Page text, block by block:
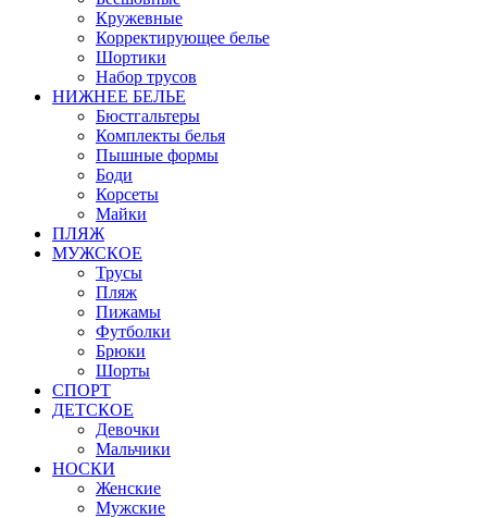
Кружевные
Корректирующее белье
Шортики
Набор трусов
НИЖНЕЕ БЕЛЬЕ
Бюстгальтеры
Комплекты белья
Пышные формы
Боди
Корсеты
Майки
ПЛЯЖ
МУЖСКОЕ
Трусы
Пляж
Пижамы
Футболки
Брюки
Шорты
СПОРТ
ДЕТСКОЕ
Девочки
Мальчики
НОСКИ
Женские
Мужские